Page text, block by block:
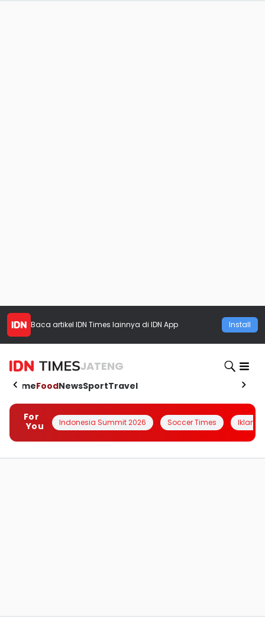
Baca artikel IDN Times lainnya di IDN App Install
JATENG
HomeFoodNewsSportTravel
For
You
Indonesia Summit 2026 Soccer Times Iklanin